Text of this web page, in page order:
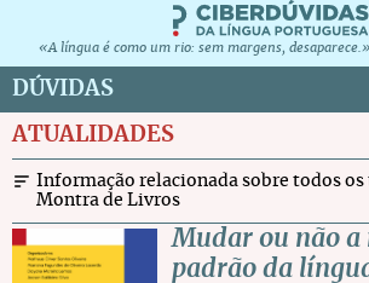
«A língua é como um rio: sem margens, desaparece.»
DÚVIDAS
ATUALIDADES
Informação relacionada sobre todos
Montra de Livros
Mudar ou não
padrão da